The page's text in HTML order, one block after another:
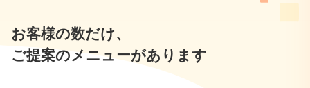
お客様の数だけ、
ご提案のメニューがあります